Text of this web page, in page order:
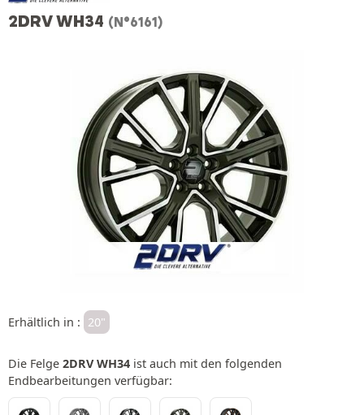
2DRV WH34 (N°6161)
Erhältlich in : 20"
Die Felge 2DRV WH34 ist auch mit den folgenden
Endbearbeitungen verfügbar: